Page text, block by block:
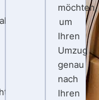
möchten,
um
Ihren
Umzug
genau
nach
Ihren